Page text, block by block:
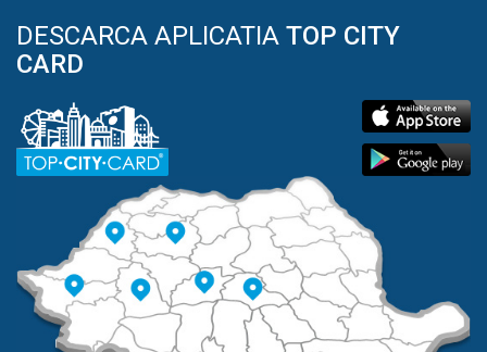
DESCARCA APLICATIA TOP CITY
CARD